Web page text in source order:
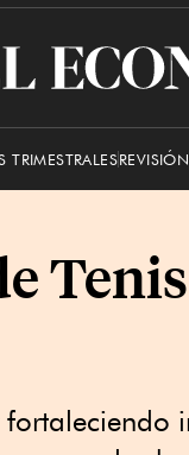
El
TRIMESTRALES